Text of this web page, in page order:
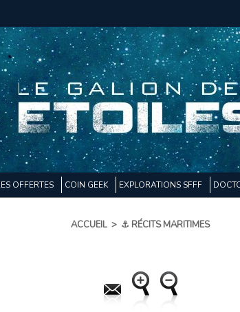
OFFERTES COIN GEEK EXPLORATIONS SFFF
ACCUEIL > ⚓ RÉCITS MARITIMES